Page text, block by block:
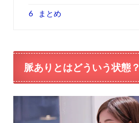
6 まとめ
脈ありとはどういう状態？